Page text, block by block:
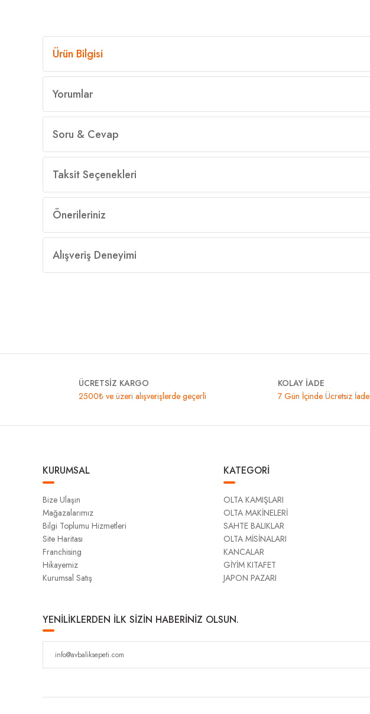
Ürün Bilgisi
Yorumlar
Soru & Cevap
Taksit Seçenekleri
Önerileriniz
Alışveriş Deneyimi
ÜCRETSİZ KARGO
2500₺ ve üzeri alışverişlerde geçerli
KOLAY İADE
7 Gün İçinde Ücretsiz İade
KURUMSAL
Bize Ulaşın
Mağazalarımız
Bilgi Toplumu Hizmetleri
Site Haritası
Franchising
Hikayemiz
Kurumsal Satış
KATEGORİ
OLTA KAMIŞLARI
OLTA MAKİNELERİ
SAHTE BALIKLAR
OLTA MİSİNALARI
KANCALAR
GİYİM KITAFET
JAPON PAZARI
YENİLİKLERDEN İLK SİZİN HABERİNİZ OLSUN.